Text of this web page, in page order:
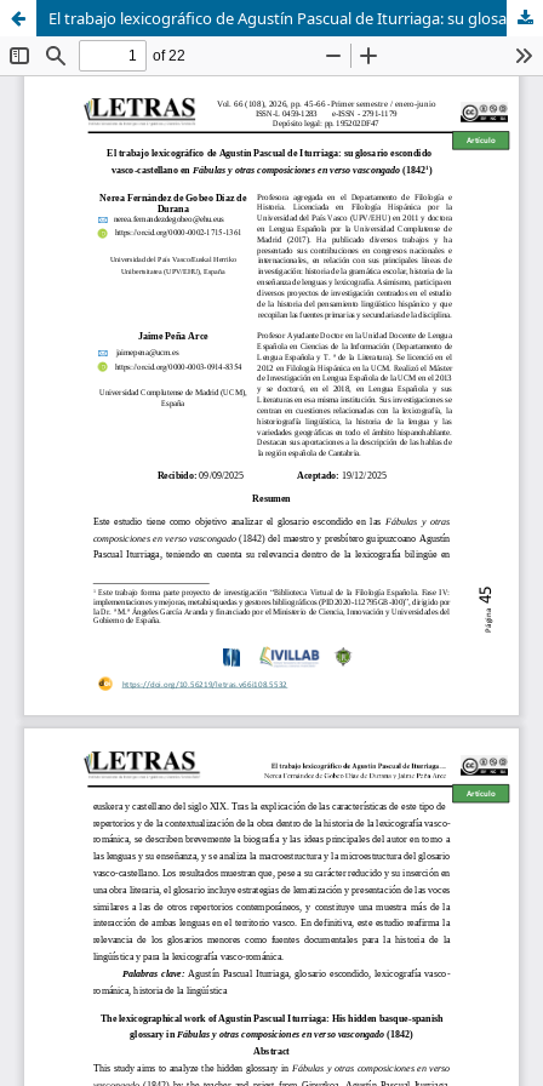
El trabajo lexicográfico de Agustín Pascual de Iturriaga: su glosario escondido vasco-castellano en Fábulas y otras composiciones en verso vascongado (1842 )